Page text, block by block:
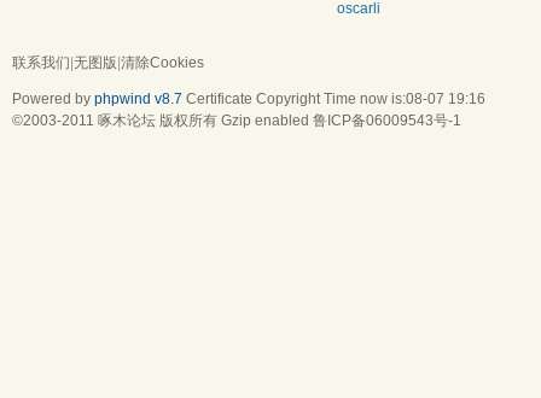
oscarli
联系我们 无图版 清除Cookies
Powered by phpwind v8.7 Certificate Copyright Time now is:08-07 19:16
©2003-2011 啄木论坛 版权所有 Gzip enabled 鲁ICP备06009543号-1